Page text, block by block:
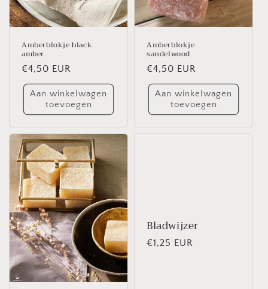
Amberblokje black
amber
Normale
prijs
€4,50 EUR
Aan winkelwagen
toevoegen
Amberblokje
sandelwood
Normale
prijs
€4,50 EUR
Aan winkelwagen
toevoegen
Bladwijzer
Normale
€1,25 EUR